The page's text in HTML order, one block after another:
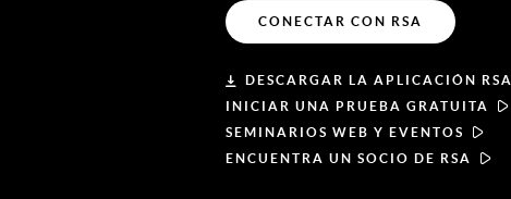
CONECTAR CON RSA
DESCARGAR LA APLICACIÓN RSA
INICIAR UNA PRUEBA GRATUITA
SEMINARIOS WEB Y EVENTOS
ENCUENTRA UN SOCIO DE RSA